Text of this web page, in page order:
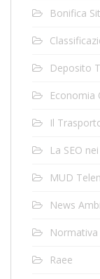
Bonifica
Deposito
Economia
Il
La SEO
MUD
News
Normativa
Raee